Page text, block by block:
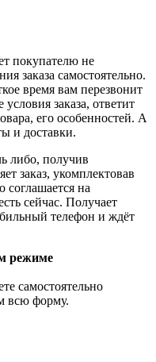
покупателю не
заказа самостоятельно.
время вам перезвонит
заказа, ответит
его особенностей. А
и доставки.
либо, получив
заказ, укомплектовав
на
сейчас. Получает
телефон и ждёт
режиме
самостоятельно
всю форму.